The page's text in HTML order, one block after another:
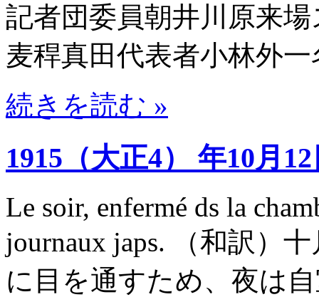
記者団委員朝井川原来
麦稈真田代表者小林外
続きを読む »
1915（大正4） 年10月
Le soir, enfermé ds la
journaux japs. （和訳）
に目を通すため、夜は